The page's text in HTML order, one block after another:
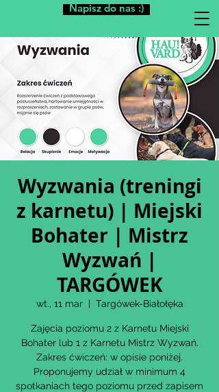
Napisz do nas :)
Wyzwania (treningi
z karnetu) | Miejski
Bohater | Mistrz
Wyzwań |
TARGÓWEK
wt., 11 mar
  |
Targówek-Białołęka
Zajęcia poziomu 2 z Karnetu Miejski
Bohater lub 1 z Karnetu Mistrz Wyzwań.
Zakres ćwiczeń: w opisie poniżej.
Proponujemy udział w minimum 4
spotkaniach tego poziomu przed zapisem